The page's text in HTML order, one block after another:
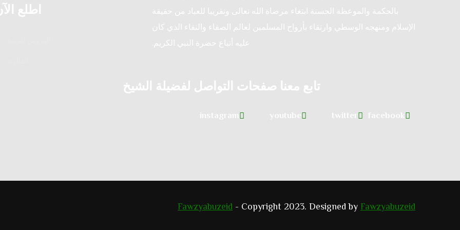
بالحكمة والموعظة الحسنة ابتغاء مرضاة الله تعالى وتقريبا للعباد من حقيقة
الإسلام ومنهجه الوسطي وارتقاء بأرواح المسلمين لعالم الصفاء والنقاء الذي كان
عليه أتباع حضرة النبي الكريم.
تابع معنا صفحات التواصل لفضيلة الشيخ
facebook
twitter
youtube
instagram
اطلع
Fawzyabuzeid - Copyright 2023. Designed by Fawzyabuzeid